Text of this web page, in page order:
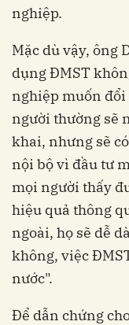
nghiệp.
Mặc dù vậy, ông
dụng ĐMST
nghiệp muốn đổi
người thường sẽ
khai, nhưng sẽ
nội bộ vì đầu tư
mọi người thấy
hiệu quả thông
ngoài, họ sẽ dễ
không, việc
nước".
Để dẫn chứng